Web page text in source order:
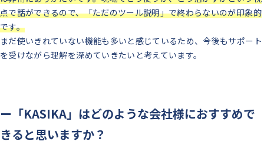
点で話ができるので、「ただのツール説明」で終わらないのが印象的
です。
まだ使いきれていない機能も多いと感じているため、今後もサポート
を受けながら理解を深めていきたいと考えています。
ー「KASIKA」はどのような会社様におすすめで
きると思いますか？